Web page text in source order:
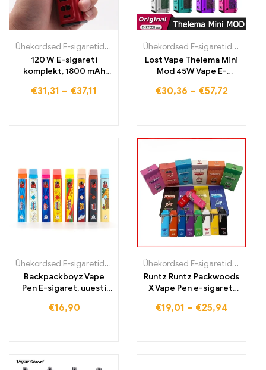
Ühekordsed E-sigaretid
,Ühekordsed E-sigaretid Eestis,
120 W E-sigareti
komplekt, 1800 mAh
€31,31 – €37,11
Ühekordsed E-sigaretid
,
Lost Vape Thelema Mini
Mod 45W Vape E-
€30,36 – €57,72
Ühekordsed E-sigaretid
,Ühekordsed E-sigaretid Eestis,
Backpackboyz Vape
Pen E-sigaret, uuesti
keraamiline kaart,
€16,90
Ühekordsed E-sigaretid
,
Runtz Runtz Packwoods
X Vape Pen e-sigareti
aku
€19,01 – €25,94